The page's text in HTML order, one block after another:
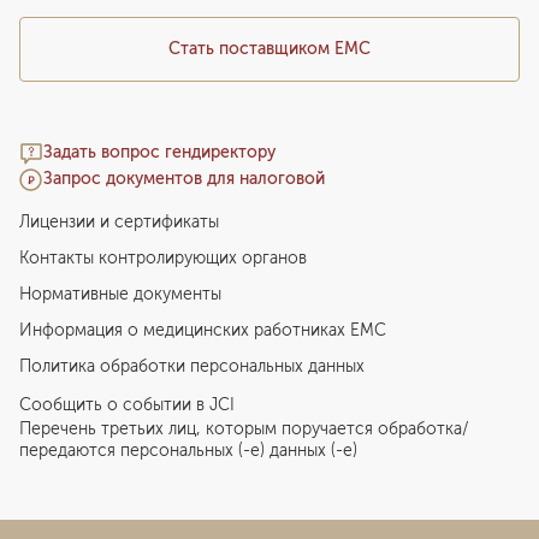
Стать поставщиком ЕМС
Задать вопрос гендиректору
Запрос документов для налоговой
Лицензии и сертификаты
Контакты контролирующих органов
Нормативные документы
Информация о медицинских работниках EMC
Политика обработки персональных данных
Сообщить о событии в JCI
Перечень третьих лиц, которым поручается обработка/
передаются персональных (-е) данных (-е)